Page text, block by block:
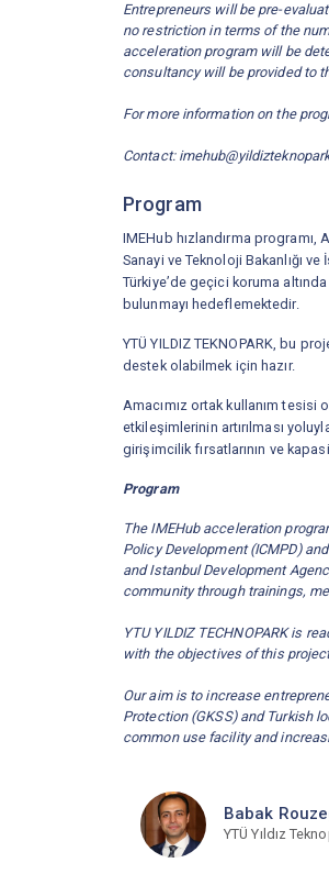
Entrepreneurs will be pre-
no restriction in terms of the
acceleration program will be
consultancy will be provided to
For more information on the
Contact:
Program
IMEHub hızlandırma programı,
Sanayi ve Teknoloji Bakanlığı
Türkiye’de geçici koruma
bulunmayı hedeflemektedir.
YTÜ YILDIZ TEKNOPARK, bu
destek olabilmek için hazır.
Amacımız ortak kullanım tesisi
etkileşimlerinin artırılması
girişimcilik fırsatlarının ve
Program
The IMEHub acceleration
Policy Development (ICMPD)
and Istanbul Development
community through trainings,
YTU YILDIZ TECHNOPARK is
with the objectives of this
Our aim is to increase
Protection (GKSS) and Turkish
common use facility and
Babak
YTÜ Yıldız